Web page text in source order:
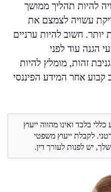
להיות תהליך ממושך
עשויה לצמצם את
יותר. חשוב להיות ערניים
הגנה עוד לפני
זהות, מומלץ להיות
קבוע אחר המידע הפיננסי
בלבד ואינו מהווה ייעוץ
לקבלת ייעוץ משפטי
יש לפנות לעורך דין.